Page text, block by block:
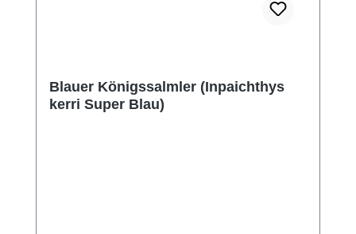
Blauer Königssalmler (Inpaichthys
kerri Super Blau)